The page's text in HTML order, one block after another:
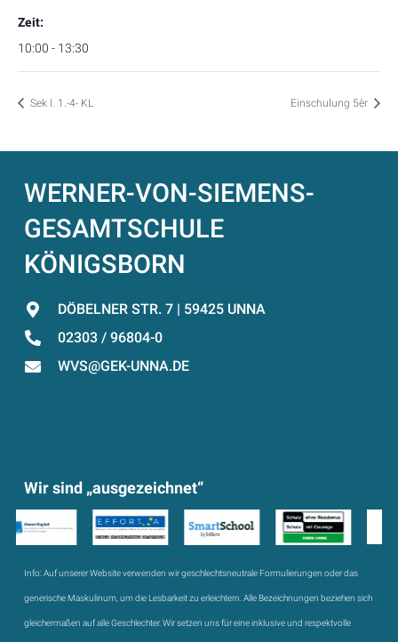
Zeit:
10:00 - 13:30
Sek I. 1.-4- KL Einschulung 5èr
WERNER-VON-SIEMENS-
GESAMTSCHULE
KÖNIGSBORN
DÖBELNER STR. 7 | 59425 UNNA
02303 / 96804-0
WVS@GEK-UNNA.DE
Wir sind „ausgezeichnet“
Info:Auf unserer Website verwenden wir geschlechtsneutrale Formulierungen oder das
generische Maskulinum, um die Lesbarkeit zu erleichtern. Alle Bezeichnungen beziehen sich
gleichermaßen auf alle Geschlechter. Wir setzen uns für eine inklusive und respektvolle